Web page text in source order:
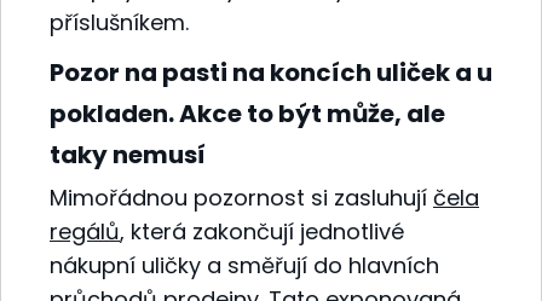
příslušníkem.
Pozor na pasti na koncích uliček a u
pokladen. Akce to být může, ale
taky nemusí
Mimořádnou pozornost si zasluhují čela
regálů, která zakončují jednotlivé
nákupní uličky a směřují do hlavních